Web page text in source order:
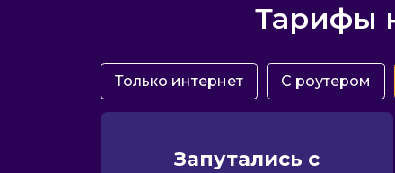
Тарифы
Только интернет С роутером
Запутались с